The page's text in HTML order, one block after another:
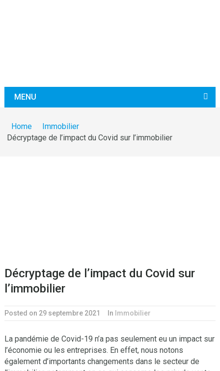
MENU
Home
Immobilier
Décryptage de l’impact du Covid sur l’immobilier
Décryptage de l’impact du Covid sur
l’immobilier
Posted on 29 septembre 2021 In Immobilier
La pandémie de Covid-19 n’a pas seulement eu un impact sur
l’économie ou les entreprises. En effet, nous notons
également d’importants changements dans le secteur de